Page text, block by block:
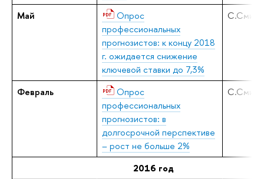
Май
Опрос
профессиональных
прогнозистов: к концу 2018
г. ожидается снижение
ключевой ставки до 7,3%
Февраль
Опрос
профессиональных
прогнозистов: в
долгосрочной перспективе
– рост не больше 2%
2016 год